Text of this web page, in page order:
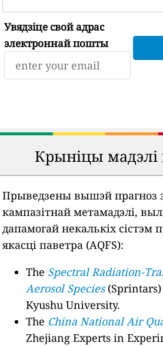
Увядзіце свой адрас
электроннай пошты
Крыніцы мадэлі
Прыведзены вышэй прагноз
кампазітнай метамадэлі,
дапамогай некалькіх сістэм
якасці паветра (AQFS):
The Spectral Radiation-
Aerosol Species
Kyushu University.
The China National Air
Zhejiang Experts in